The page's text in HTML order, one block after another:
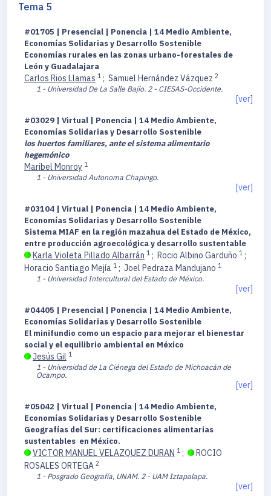
Tema 5
#01705 | Presencial | Ponencia | 14 Medio Ambiente,
Economías Solidarias y Desarrollo Sostenible
Economías rurales en las zonas urbano-forestales de
León y Guadalajara
Carlos Rios Llamas 1 ; Samuel Hernández Vázquez 2
1 - Universidad De La Salle Bajío. 2 - CIESAS-Occidente.
[ver]
#03029 | Virtual | Ponencia | 14 Medio Ambiente,
Economías Solidarias y Desarrollo Sostenible
los huertos familiares, ante el sistema alimentario
hegemónico
Maribel Monroy 1
1 - Universidad Autonoma Chapingo.
[ver]
#03104 | Virtual | Ponencia | 14 Medio Ambiente,
Economías Solidarias y Desarrollo Sostenible
Sistema MIAF en la región mazahua del Estado de México,
entre producción agroecológica y desarrollo sustentable
Karla Violeta Pillado Albarrán 1 ; Rocio Albino Garduño 1 ;
Horacio Santiago Mejía 1 ; Joel Pedraza Mandujano 1
1 - Universidad Intercultural del Estado de México.
[ver]
#04405 | Presencial | Ponencia | 14 Medio Ambiente,
Economías Solidarias y Desarrollo Sostenible
El minifundio como un espacio para mejorar el bienestar
social y el equilibrio ambiental en México
Jesús Gil 1
1 - Universidad de La Ciénega del Estado de Michoacán de
Ocampo.
[ver]
#05042 | Virtual | Ponencia | 14 Medio Ambiente,
Economías Solidarias y Desarrollo Sostenible
Geografías del Sur: certificaciones alimentarias
sustentables en México.
VICTOR MANUEL VELAZQUEZ DURAN 1 ;
ROCIO
ROSALES ORTEGA 2
1 - Posgrado Geografía, UNAM. 2 - UAM Iztapalapa.
[ver]